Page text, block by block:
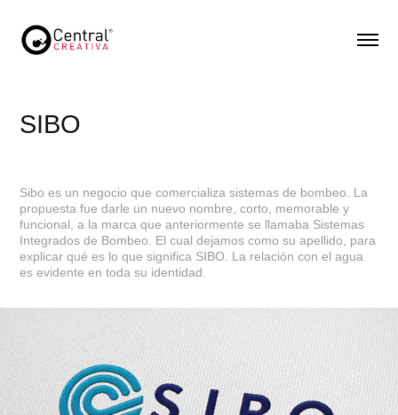
SIBO
Sibo es un negocio que comercializa sistemas de bombeo. La
propuesta fue darle un nuevo nombre, corto, memorable y
funcional, a la marca que anteriormente se llamaba Sistemas
Integrados de Bombeo. El cual dejamos como su apellido, para
explicar qué es lo que significa SIBO. La relación con el agua
es evidente en toda su identidad.